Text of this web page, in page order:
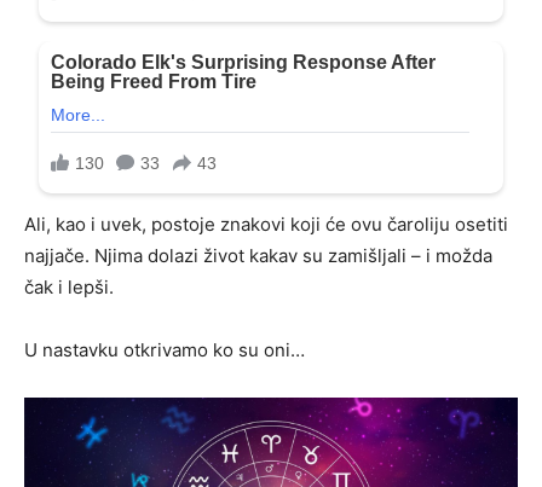
Ali, kao i uvek, postoje znakovi koji će ovu čaroliju osetiti
najjače. Njima dolazi život kakav su zamišljali – i možda
čak i lepši.
U nastavku otkrivamo ko su oni…